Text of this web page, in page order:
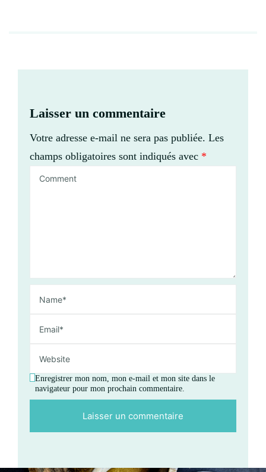
Laisser un commentaire
Votre adresse e-mail ne sera pas publiée. Les
champs obligatoires sont indiqués avec *
Enregistrer mon nom, mon e-mail et mon site dans le
navigateur pour mon prochain commentaire.